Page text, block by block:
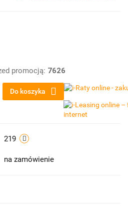
promocją: 7626
Do koszyka
219
na zamówienie